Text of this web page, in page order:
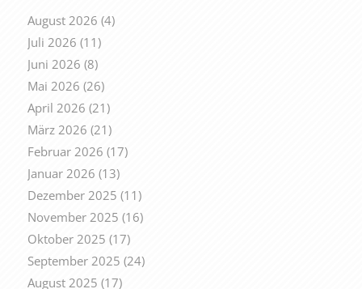
August 2026 (4)
Juli 2026 (11)
Juni 2026 (8)
Mai 2026 (26)
April 2026 (21)
März 2026 (21)
Februar 2026 (17)
Januar 2026 (13)
Dezember 2025 (11)
November 2025 (16)
Oktober 2025 (17)
September 2025 (24)
August 2025 (17)